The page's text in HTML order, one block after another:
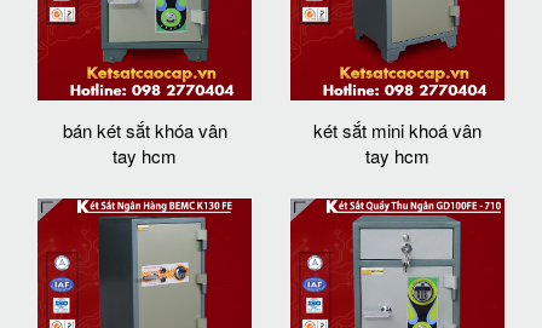
bán két sắt khóa vân
tay hcm
két sắt mini khoá vân
tay hcm